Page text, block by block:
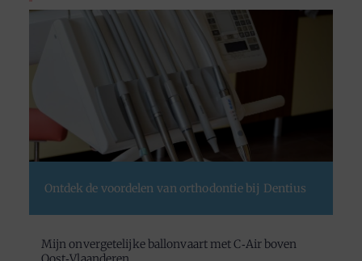
Ontdek de voordelen van orthodontie bij Dentius
Mijn onvergetelijke ballonvaart met C‑Air boven